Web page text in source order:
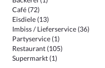
Café (72)
Eisdiele (13)
Imbiss / Lieferservice (36)
Partyservice (1)
Restaurant (105)
Supermarkt (1)